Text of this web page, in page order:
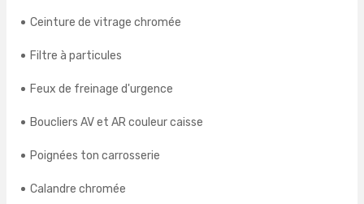
Ceinture de vitrage chromée
Filtre à particules
Feux de freinage d'urgence
Boucliers AV et AR couleur caisse
Poignées ton carrosserie
Calandre chromée